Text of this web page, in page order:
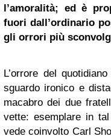
l’amoralità; ed è
fuori dall’ordinario
gli orrori più
L’orrore del
sguardo ironico e
macabro dei due
vette: esemplare in
vede coinvolto Carl